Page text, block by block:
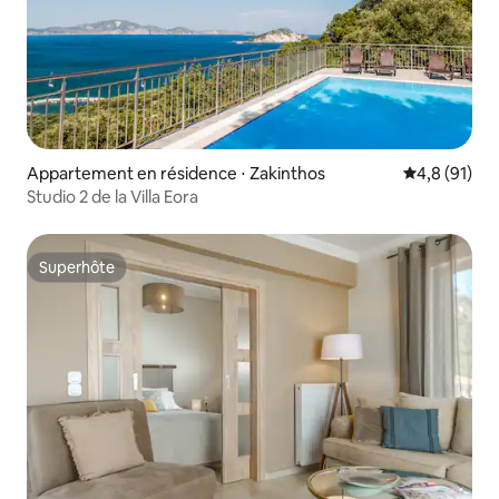
Appartement en résidence ⋅ Zakinthos Évaluation
4,8 (91)
Studio 2 de la Villa Eora
Superhôte
Superhôte